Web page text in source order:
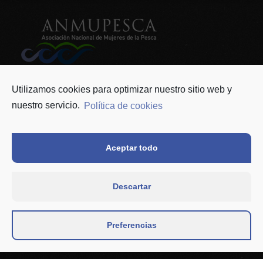
info@anmupesca.org
624 822 826
Contacto
Noticias
Política de privacidad y Protección de datos
Política de cookies (UE)
Financiada por el Instituto de la Mujer y para la
Utilizamos cookies para optimizar nuestro sitio web y
nuestro servicio. Política de cookies
Aceptar todo
Descartar
Preferencias